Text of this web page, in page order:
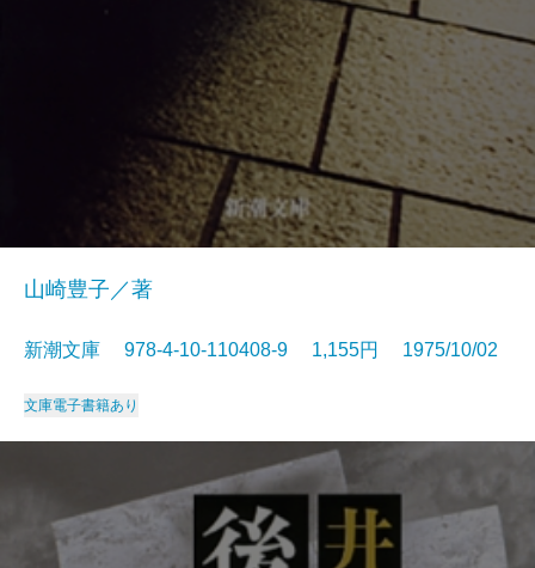
山崎豊子／著
新潮文庫 978-4-10-110408-9 1,155円 1975/10/02
文庫電子書籍あり